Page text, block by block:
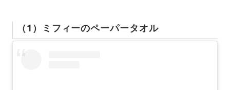
（1）ミフィーのペーパータオル